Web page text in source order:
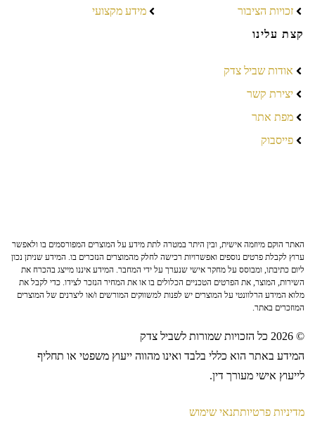
זכויות הציבור
מידע מקצועי
קצת עלינו
אודות שביל צדק
יצירת קשר
מפת אתר
פייסבוק
האתר הוקם מיוזמה אישית, ובין היתר במטרה לתת מידע על המוצרים המפורסמים בו ולאפשר
ערוץ לקבלת פרטים נוספים ואפשרויות רכישה לחלק מהמוצרים הנזכרים בו. המידע שניתן נכון
ליום כתיבתו, ומבוסס על מחקר אישי שנערך על ידי המחבר. המידע איננו מייצג בהכרח את
השירות, המוצר, את הפרטים הטכניים הכלולים בו או את המחיר הנזכר לצידו. כדי לקבל את
מלוא המידע הרלוונטי על המוצרים יש לפנות למשווקים המורשים ו/או ליצרנים של המוצרים
המוזכרים באתר.
© 2026 כל הזכויות שמורות לשביל צדק
המידע באתר הוא כללי בלבד ואינו מהווה ייעוץ משפטי או תחליף
לייעוץ אישי מעורך דין.
מדיניות פרטיותתנאי שימוש